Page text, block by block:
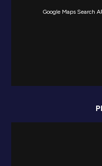
Google Maps Search